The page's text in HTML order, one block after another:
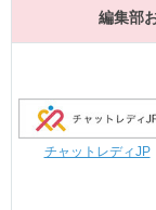
編集部
チャットレディJP